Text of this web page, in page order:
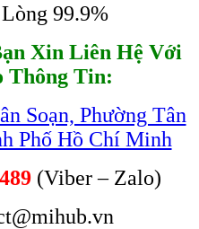
99.9%
Xin Liên Hệ Với
Thông Tin:
Soạn, Phường Tân
Phố Hồ Chí Minh
(Viber – Zalo)